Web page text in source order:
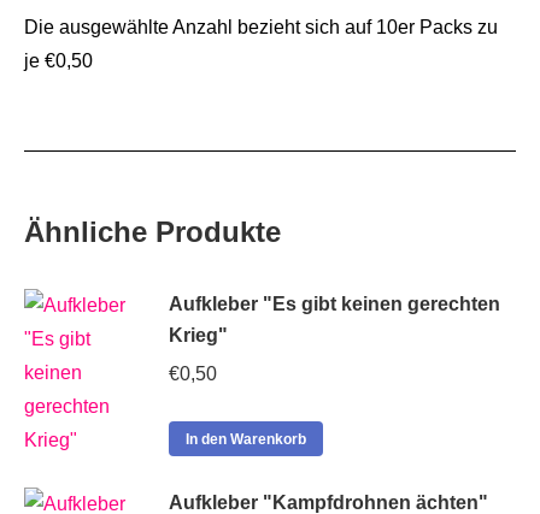
Die ausgewählte Anzahl bezieht sich auf 10er Packs zu
je €0,50
Ähnliche Produkte
Aufkleber "Es gibt keinen gerechten
Krieg"
€0,50
In den Warenkorb
Aufkleber "Kampfdrohnen ächten"